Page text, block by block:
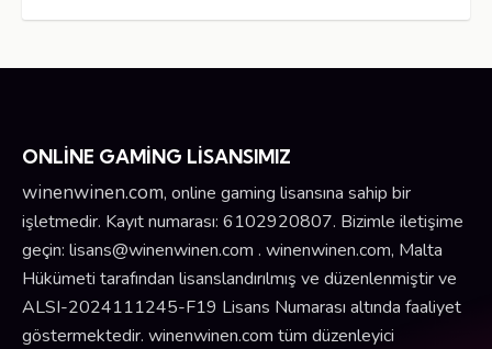
ONLİNE GAMİNG LİSANSIMIZ
winenwinen.com, online gaming lisansına sahip bir
işletmedir. Kayıt numarası: 6102920807. Bizimle iletişime
geçin: lisans@winenwinen.com . winenwinen.com, Malta
Hükümeti tarafından lisanslandırılmış ve düzenlenmiştir ve
ALSI-2024111245-F19 Lisans Numarası altında faaliyet
göstermektedir. winenwinen.com tüm düzenleyici